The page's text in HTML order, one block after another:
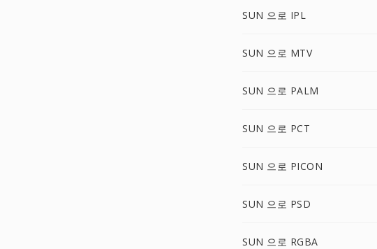
SUN 으로 IPL
SUN 으로 MTV
SUN 으로 PALM
SUN 으로 PCT
SUN 으로 PICON
SUN 으로 PSD
SUN 으로 RGBA